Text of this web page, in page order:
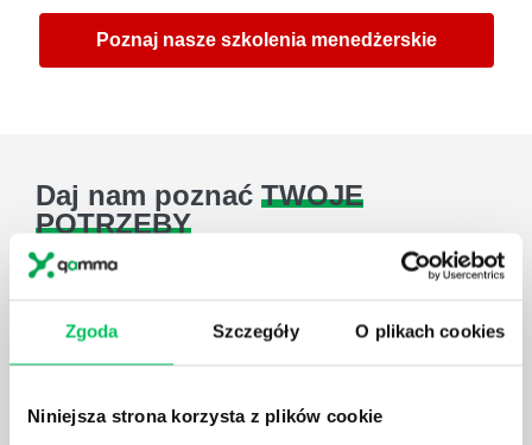
Zgoda Szczegóły O plikach cookies
Niniejsza strona korzysta z plików cookie
Poznaj nasze szkolenia menedżerskie
Daj nam poznać TWOJE
POTRZEBY
Zadzwoń do nas: